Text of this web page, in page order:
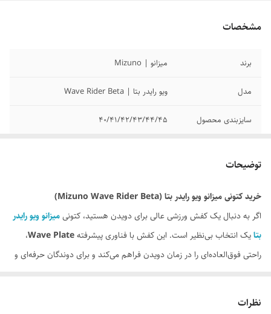
مشخصات
برند میزانو | Mizuno
مدل ویو رایدر بتا | Wave Rider Beta
سایزبندی محصول 40/41/42/43/44/45
ساخت کشور
توضیحات
خرید کتونی میزانو ویو رایدر بتا (Mizuno Wave Rider Beta)
اگر به دنبال یک کفش ورزشی عالی برای دویدن هستید، کتونیمیزانو ویو رایدر
بتایک انتخاب بی‌نظیر است. این کفش با فناوری پیشرفتهWave Plate،
راحتی فوق‌العاده‌ای را در زمان دویدن فراهم می‌کند و برای دوندگان حرفه‌ای و
نظرات